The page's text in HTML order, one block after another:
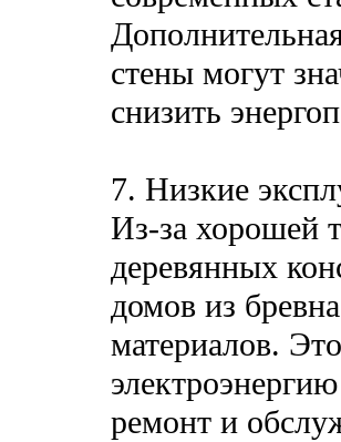
стены могут
снизить
7. Низкие
Из-за хорошей
деревянных
домов из
материалов.
ремонт и